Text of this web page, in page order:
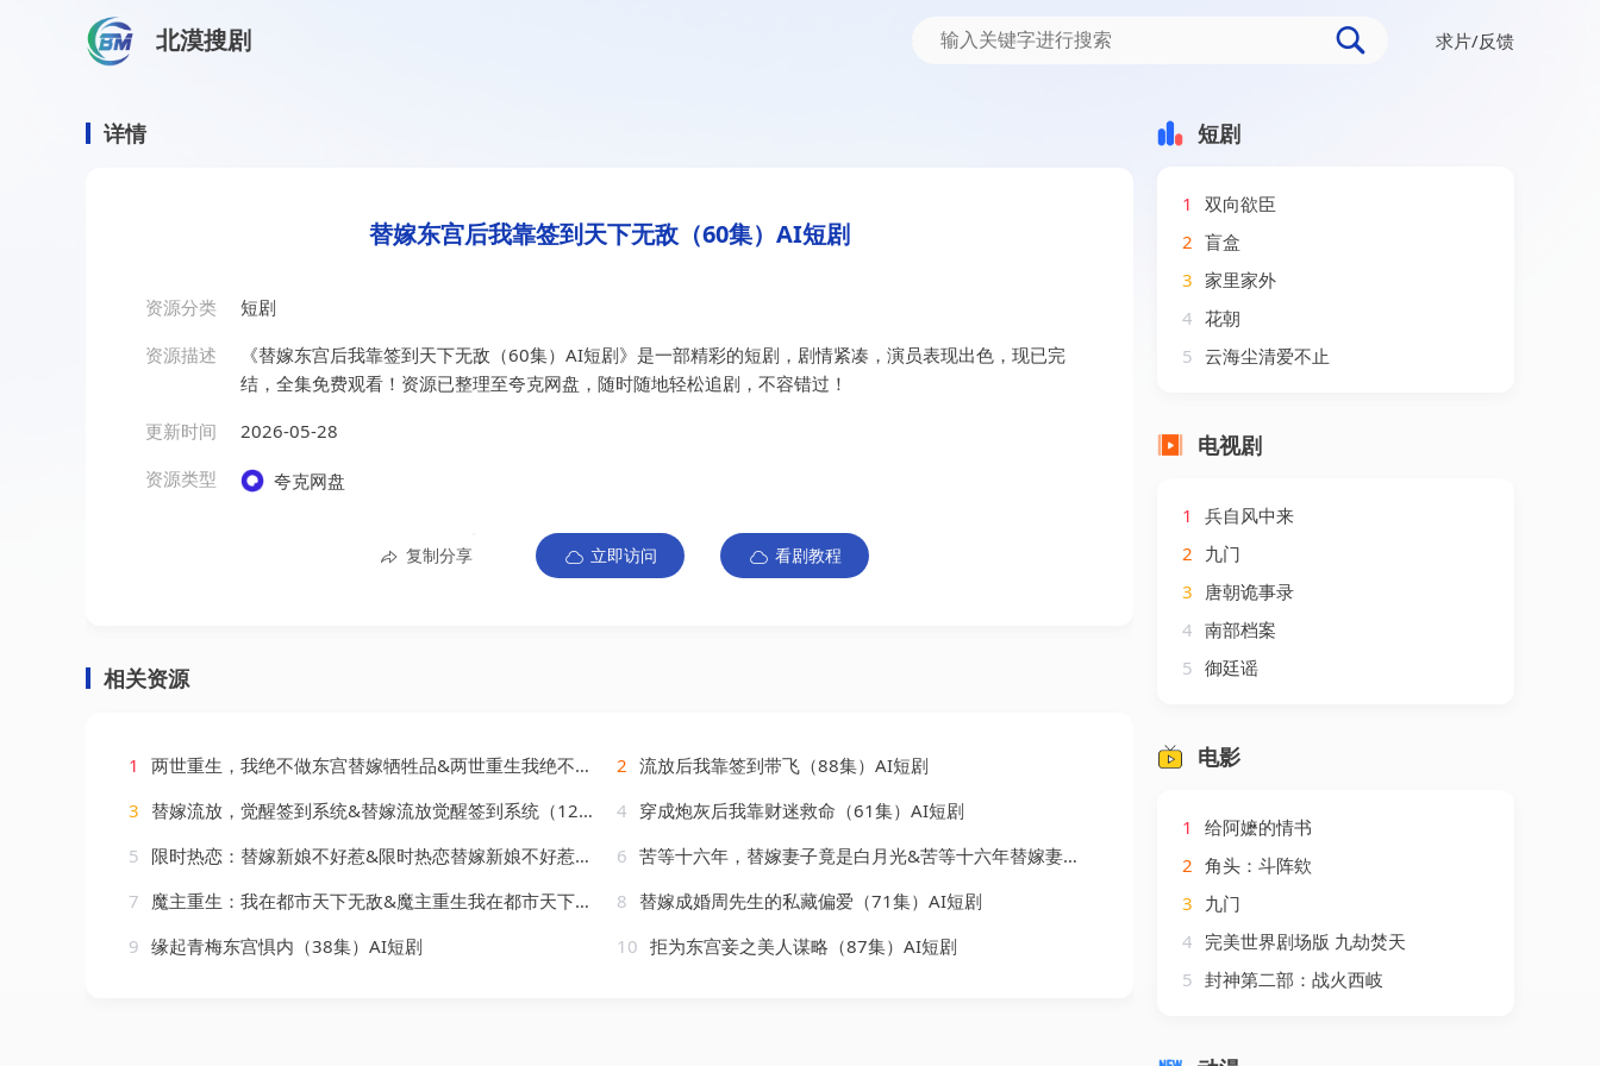
北漠搜剧 求片/反馈
详情
替嫁东宫后我靠签到天下无敌（60集）AI短剧
资源分类
短剧
资源描述
《替嫁东宫后我靠签到天下无敌（60集）AI短剧》是一部精彩的短剧，剧情紧凑，演员表现出色，现已完
结，全集免费观看！资源已整理至夸克网盘，随时随地轻松追剧，不容错过！
更新时间
2026-05-28
资源类型
夸克网盘
复制分享 立即访问 看剧教程
相关资源
1 两世重生，我绝不做东宫替嫁牺牲品&两世重生我绝不做东宫替嫁牺牲品（56集）AI短剧 2 流放后我靠签到带飞（88集）AI短剧
3 替嫁流放，觉醒签到系统&替嫁流放觉醒签到系统（123集）AI短剧 4 穿成炮灰后我靠财迷救命（61集）AI短剧
5 限时热恋：替嫁新娘不好惹&限时热恋替嫁新娘不好惹（75集）AI短剧 6 苦等十六年，替嫁妻子竟是白月光&苦等十六年替嫁妻子竟是白月光（90集）AI短剧
7 魔主重生：我在都市天下无敌&魔主重生我在都市天下无敌（85集）AI短剧 8 替嫁成婚周先生的私藏偏爱（71集）AI短剧
9 缘起青梅东宫惧内（38集）AI短剧 10 拒为东宫妾之美人谋略（87集）AI短剧
短剧
1
双向欲臣
2 盲盒
3 家里家外
4 花朝
5 云海尘清爱不止
电视剧
1
兵自风中来
2 九门
3 唐朝诡事录
4 南部档案
5 御廷谣
电影
1
给阿嬷的情书
2 角头：斗阵欸
3 九门
4 完美世界剧场版 九劫焚天
5 封神第二部：战火西岐